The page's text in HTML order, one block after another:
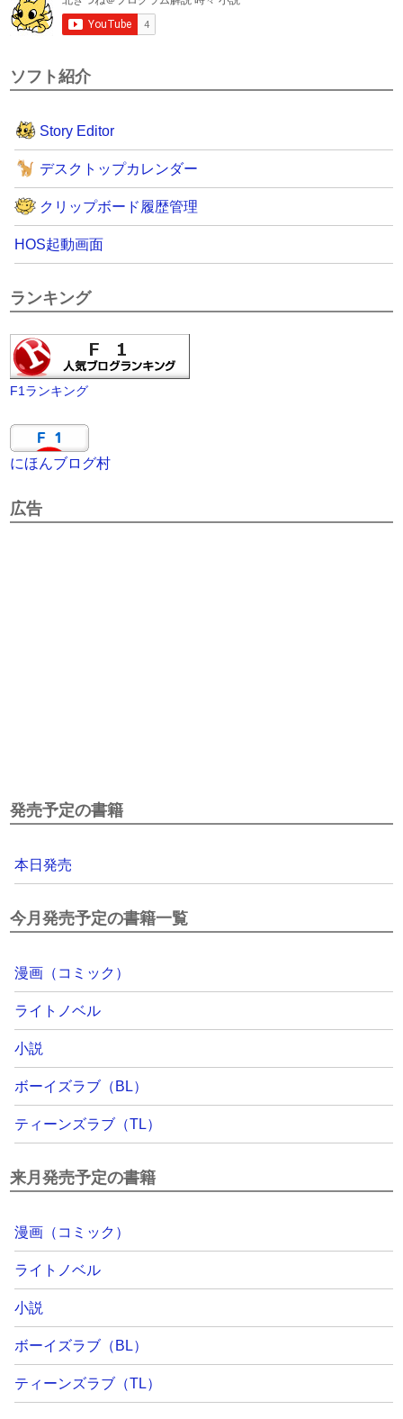
ソフト紹介
Story Editor
デスクトップカレンダー
クリップボード履歴管理
HOS起動画面
ランキング
F1ランキング
にほんブログ村
広告
発売予定の書籍
本日発売
今月発売予定の書籍一覧
漫画（コミック）
ライトノベル
小説
ボーイズラブ（BL）
ティーンズラブ（TL）
来月発売予定の書籍
漫画（コミック）
ライトノベル
小説
ボーイズラブ（BL）
ティーンズラブ（TL）